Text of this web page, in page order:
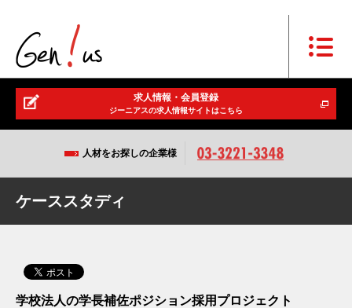
求人情報・会員登録
ジーニアスの求人情報サイトはこちら
人材をお探しの企業様
ケーススタディ
学校法人の学長補佐ポジション採用プロジェクト